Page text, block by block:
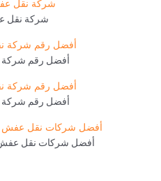
شركة نقل
أفضل رقم
أفضل رقم
أفضل شركات نقل عفش